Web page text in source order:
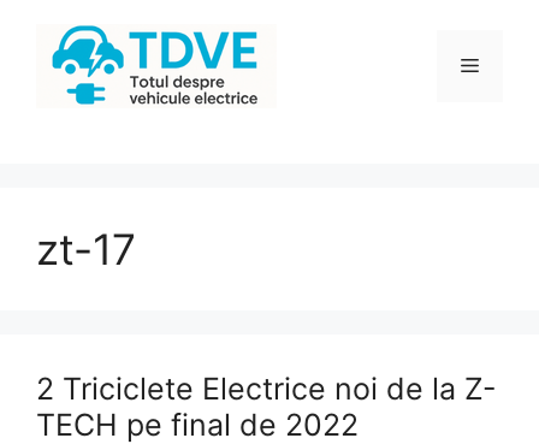
conținut
Meniu
zt-17
2 Triciclete Electrice noi de la Z-
TECH pe final de 2022